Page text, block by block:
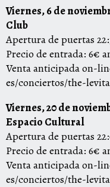
Viernes, 6 de
Club
Apertura de puertas
Precio de entrada: 6€
Venta anticipada on-
es/conciertos/the-
Viernes, 20 de
Espacio Cultural
Apertura de puertas
Precio de entrada: 6€
Venta anticipada on-
es/conciertos/the-